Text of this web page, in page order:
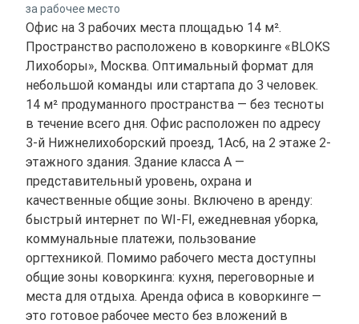
за рабочее место
Офис на 3 рабочих места площадью 14 м².
Пространство расположено в коворкинге «BLOKS
Лихоборы», Москва. Оптимальный формат для
небольшой команды или стартапа до 3 человек.
14 м² продуманного пространства — без тесноты
в течение всего дня. Офис расположен по адресу
3-й Нижнелихоборский проезд, 1Ас6, на 2 этаже 2-
этажного здания. Здание класса A —
представительный уровень, охрана и
качественные общие зоны. Включено в аренду:
быстрый интернет по WI-FI, ежедневная уборка,
коммунальные платежи, пользование
оргтехникой. Помимо рабочего места доступны
общие зоны коворкинга: кухня, переговорные и
места для отдыха. Аренда офиса в коворкинге —
это готовое рабочее место без вложений в